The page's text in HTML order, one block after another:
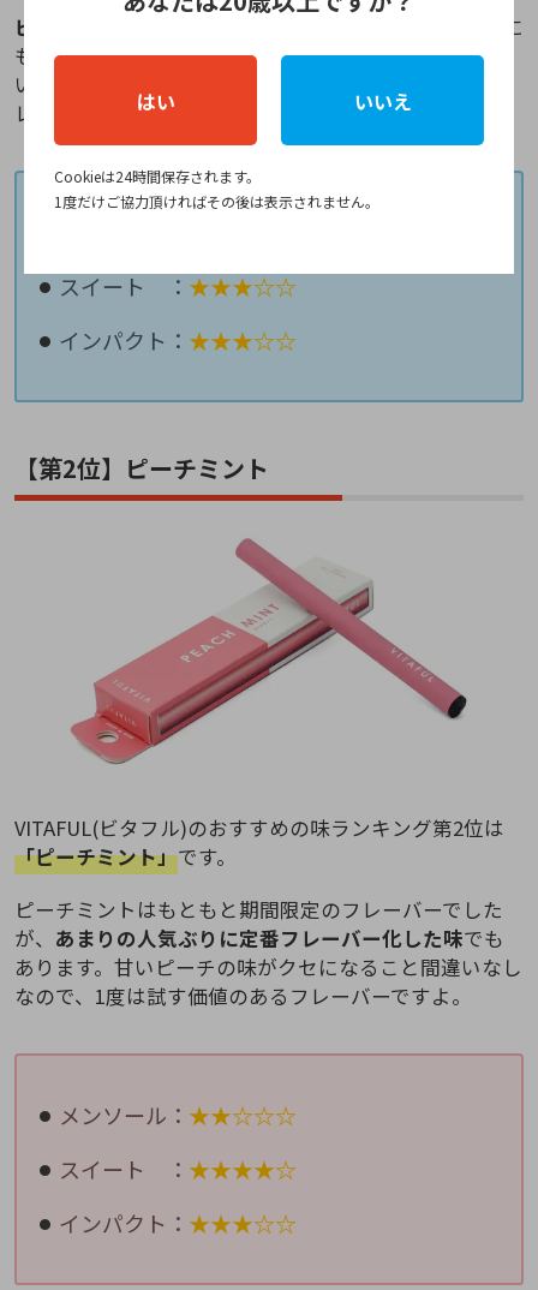
ビタフルの発売当初からダントツで人気
があり、男性に
も女性にも評判の高いマスカットメンソールは、程よ
いマスカットの甘さとメンソールの爽快感が抜群のフ
レーバーになっています。
スイート ： ★★★☆☆
インパクト： ★★★☆☆
【第2位】ピーチミント
VITAFUL(ビタフル)のおすすめの味ランキング第2位は
「ピーチミント」です。
ピーチミントはもともと期間限定のフレーバーでした
が、 あまりの人気ぶりに定番フレーバー化した味でも
あります。甘いピーチの味がクセになること間違いなし
なので、1度は試す価値のあるフレーバーですよ。
メンソール： ★★☆☆☆
スイート ： ★★★★☆
インパクト： ★★★☆☆
はい いいえ
Cookieは24時間保存されます。
1度だけご協力頂ければその後は表示されません。